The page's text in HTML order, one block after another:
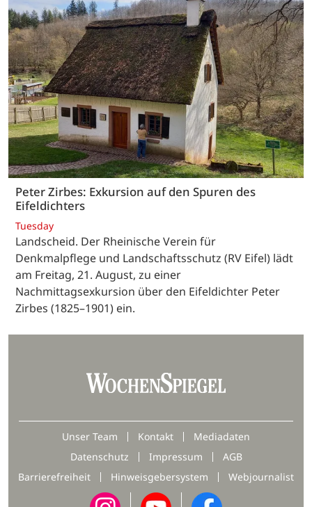
Peter Zirbes: Exkursion auf den Spuren des
Eifeldichters
Tuesday
Landscheid. Der Rheinische Verein für
Denkmalpflege und Landschaftsschutz (RV Eifel) lädt
am Freitag, 21. August, zu einer
Nachmittagsexkursion über den Eifeldichter Peter
Zirbes (1825–1901) ein.
Unser Team Kontakt
Mediadaten
Datenschutz
Impressum
AGB
Barrierefreiheit
Hinweisgebersystem Webjournalist